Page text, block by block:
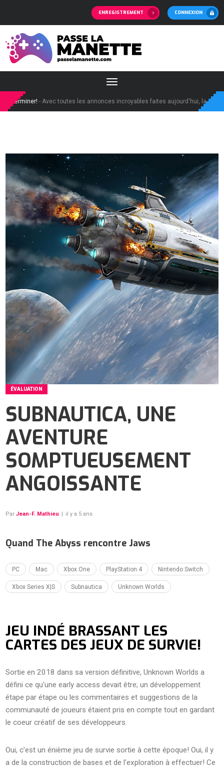
ENREGISTREMENT CONNEXION
toutes les annonces incroyables faites aujourd'hui, la demande pour les
ÉVALUATION
SUBNAUTICA, UNE
AVENTURE
SOMPTUEUSEMENT
ANGOISSANTE
ParJean-F. Mathieu | il y a 5 ans
Quand The Abyss rencontre Jaws
PC Mac Xbox One PlayStation 4 Nintendo Switch
Xbox Series X|S Subnautica Unknown Worlds
JEU INDÉ BRASSANT LES
CARTES DES JEUX DE SURVIE!
Sortie en 2018 dans sa version définitive, Unknown Worlds a
défini ce qu'une early access devait être; un développement
étape par étape ou les commentaires et suggestions de la
communauté de joueurs étaient pris en compte tout en gardant
le coeur créatif de ses développeurs.
Oui, c'est un énième jeu de survie sortie à cette époque! Oui, il y
a de la construction de bases et de l'exploration à effectuer! Ce